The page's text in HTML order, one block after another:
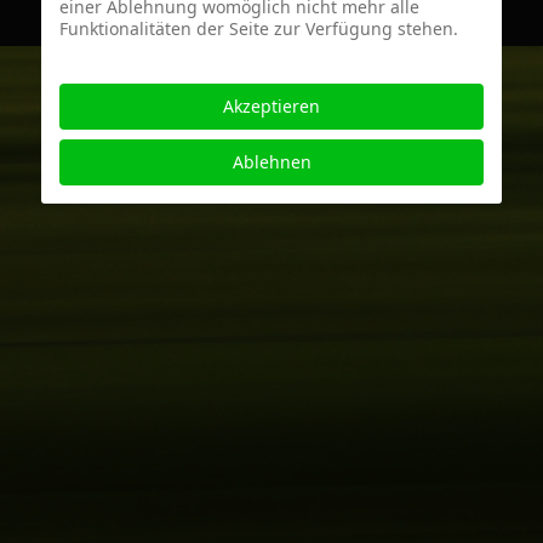
einer Ablehnung womöglich nicht mehr alle
Funktionalitäten der Seite zur Verfügung stehen.
Akzeptieren
Ablehnen